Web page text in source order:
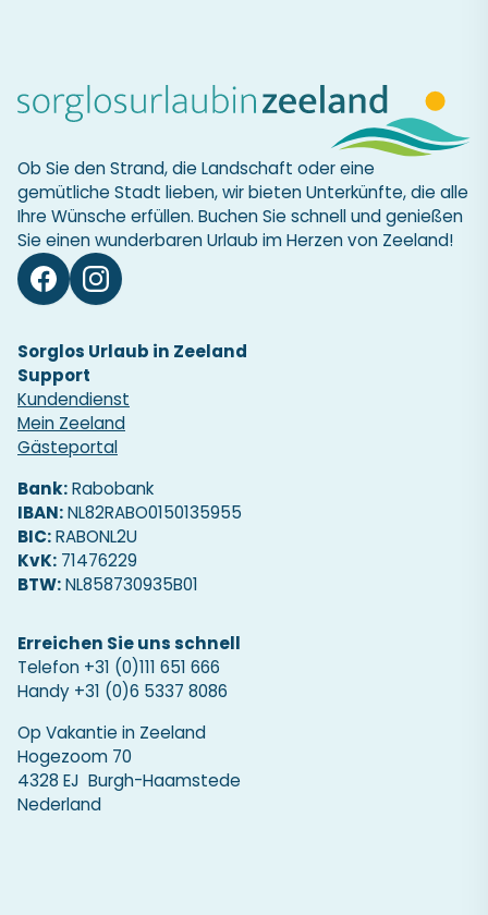
Ob Sie den Strand, die Landschaft oder eine
gemütliche Stadt lieben, wir bieten Unterkünfte, die alle
Ihre Wünsche erfüllen. Buchen Sie schnell und genießen
Sie einen wunderbaren Urlaub im Herzen von Zeeland!
Sorglos Urlaub in Zeeland
Support
Kundendienst
Mein Zeeland
Gästeportal
Bank:Rabobank
IBAN:NL82RABO0150135955
BIC:RABONL2U
KvK: 71476229
BTW:NL858730935B01
Erreichen Sie uns schnell
Telefon +31 (0)111 651 666
Handy +31 (0)6 5337 8086
Op Vakantie in Zeeland
Hogezoom 70
4328 EJ Burgh-Haamstede
Nederland